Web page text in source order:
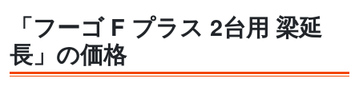
「フーゴ F プラス 2台用 梁延
長」の価格